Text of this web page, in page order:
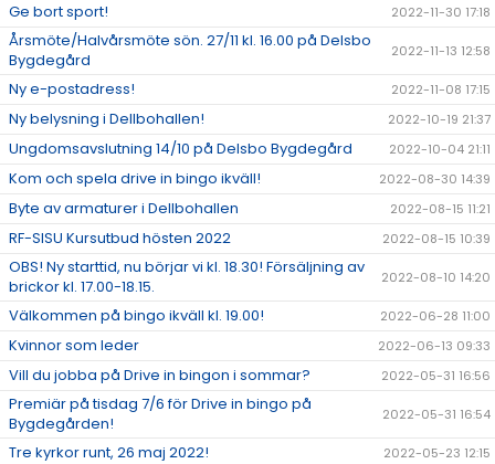
Ge bort sport! 2022-11-30 17:18
Årsmöte/Halvårsmöte sön. 27/11 kl. 16.00 på Delsbo
Bygdegård
2022-11-13 12:58
Ny e-postadress! 2022-11-08 17:15
Ny belysning i Dellbohallen! 2022-10-19 21:37
Ungdomsavslutning 14/10 på Delsbo Bygdegård 2022-10-04 21:11
Kom och spela drive in bingo ikväll! 2022-08-30 14:39
Byte av armaturer i Dellbohallen 2022-08-15 11:21
RF-SISU Kursutbud hösten 2022 2022-08-15 10:39
OBS! Ny starttid, nu börjar vi kl. 18.30! Försäljning av
brickor kl. 17.00-18.15.
2022-08-10 14:20
Välkommen på bingo ikväll kl. 19.00! 2022-06-28 11:00
Kvinnor som leder 2022-06-13 09:33
Vill du jobba på Drive in bingon i sommar? 2022-05-31 16:56
Premiär på tisdag 7/6 för Drive in bingo på
Bygdegården!
2022-05-31 16:54
Tre kyrkor runt, 26 maj 2022! 2022-05-23 12:15